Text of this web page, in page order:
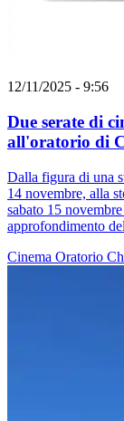
12/11/2025 - 9:56
Due serate di
all'oratorio di
Dalla figura di una
14 novembre, alla
sabato 15
approfondimento
Cinema Oratorio